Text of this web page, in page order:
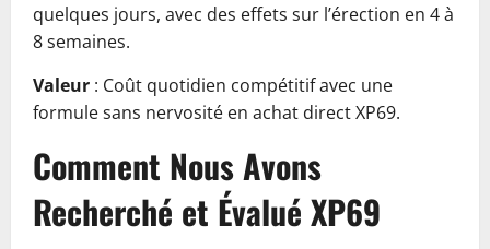
quelques jours, avec des effets sur l’érection en 4 à
8 semaines.
Valeur : Coût quotidien compétitif avec une
formule sans nervosité en achat direct XP69.
Comment Nous Avons
Recherché et Évalué XP69